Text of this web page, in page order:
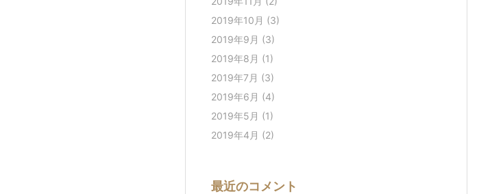
2019年10月 (3)
2019年9月 (3)
2019年8月 (1)
2019年7月 (3)
2019年6月 (4)
2019年5月 (1)
2019年4月 (2)
最近のコメント